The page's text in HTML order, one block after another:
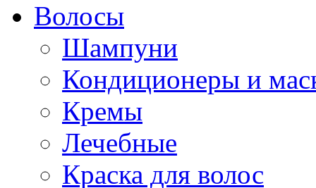
Волосы
Шампуни
Кондиционеры и
Кремы
Лечебные
Краска для волос